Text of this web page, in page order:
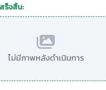
ร็จสิ้น:
ไม่มีภาพหลังดำเนินการ